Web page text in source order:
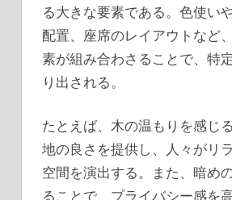
る大きな要素である。色使い
配置、座席のレイアウトなど
素が組み合わさることで、特
り出される。
たとえば、木の温もりを感じ
地の良さを提供し、人々がリ
空間を演出する。また、暗め
ることで、プライバシー感を